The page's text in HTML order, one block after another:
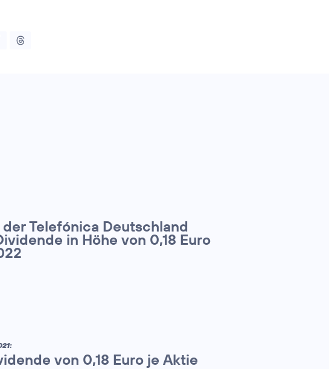
Telefónica Deutschland
in Höhe von 0,18 Euro
von 0,18 Euro je Aktie